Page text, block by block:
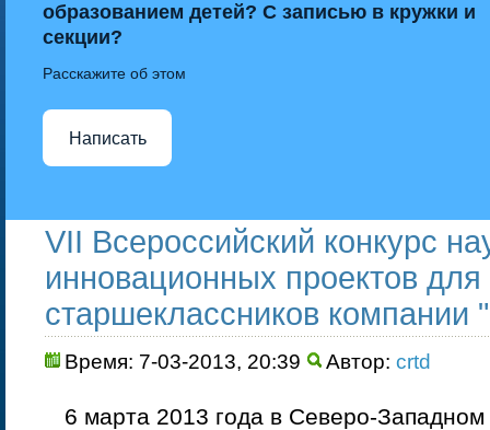
образованием детей? С записью в кружки и
секции?
Расскажите об этом
Написать
VII Всероссийский конкурс
инновационных проектов для
старшеклассников компании
Время: 7-03-2013, 20:39 Автор: crtd
6 марта 2013 года в Северо-